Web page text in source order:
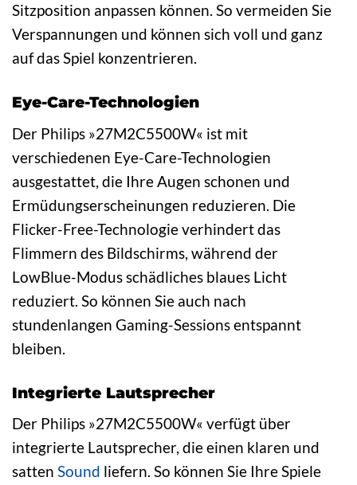
Sitzposition anpassen können. So vermeiden Sie
Verspannungen und können sich voll und ganz
auf das Spiel konzentrieren.
Eye-Care-Technologien
Der Philips »27M2C5500W« ist mit
verschiedenen Eye-Care-Technologien
ausgestattet, die Ihre Augen schonen und
Ermüdungserscheinungen reduzieren. Die
Flicker-Free-Technologie verhindert das
Flimmern des Bildschirms, während der
LowBlue-Modus schädliches blaues Licht
reduziert. So können Sie auch nach
stundenlangen Gaming-Sessions entspannt
bleiben.
Integrierte Lautsprecher
Der Philips »27M2C5500W« verfügt über
integrierte Lautsprecher, die einen klaren und
satten Sound liefern. So können Sie Ihre Spiele